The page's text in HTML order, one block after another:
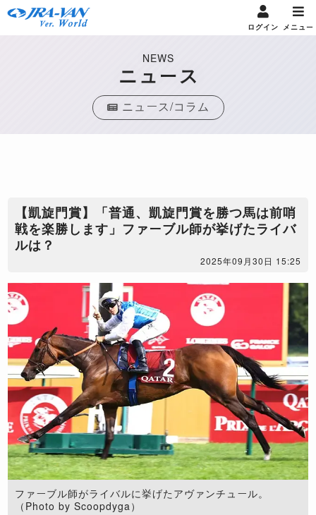
ログイン メニュー
NEWS
ニュース
ニュース/コラム
【凱旋門賞】「普通、凱旋門賞を勝つ馬は前哨
戦を楽勝します」ファーブル師が挙げたライバ
ルは？
2025年09月30日 15:25
ファーブル師がライバルに挙げたアヴァンチュール。
（Photo by Scoopdyga）